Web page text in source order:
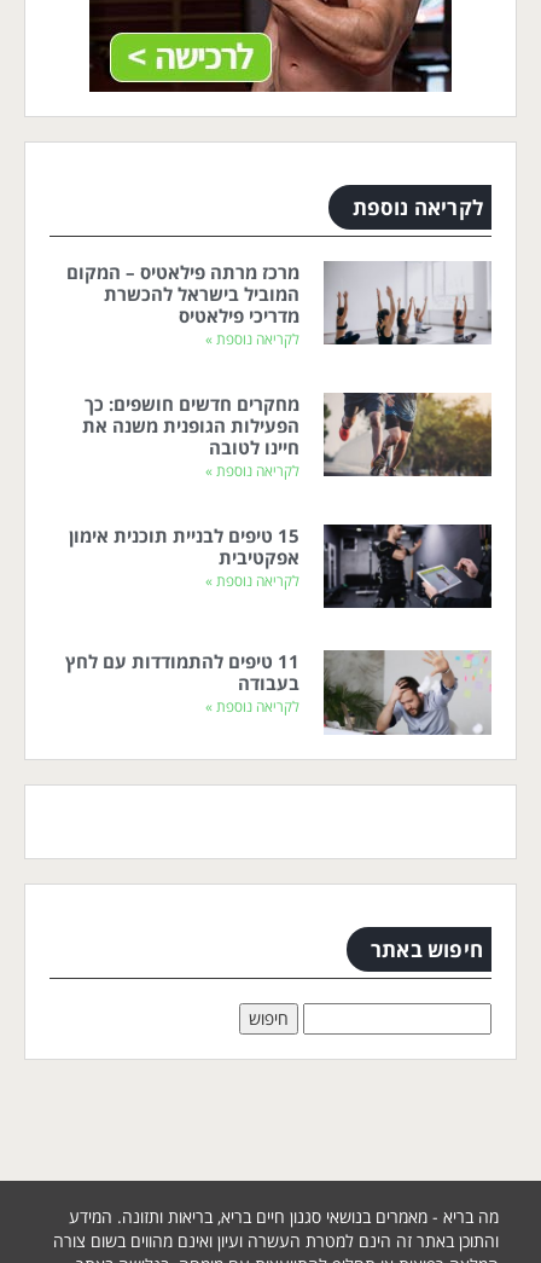
לקריאה נוספת
מרכז מרתה פילאטיס – המקום
המוביל בישראל להכשרת
מדריכי פילאטיס
לקריאה נוספת »
מחקרים חדשים חושפים: כך
הפעילות הגופנית משנה את
חיינו לטובה
לקריאה נוספת »
15 טיפים לבניית תוכנית אימון
אפקטיבית
לקריאה נוספת »
11 טיפים להתמודדות עם לחץ
בעבודה
לקריאה נוספת »
חיפוש באתר
מה בריא - מאמרים בנושאי סגנון חיים בריא, בריאות ותזונה. המידע
והתוכן באתר זה הינם למטרת העשרה ועיון ואינם מהווים בשום צורה